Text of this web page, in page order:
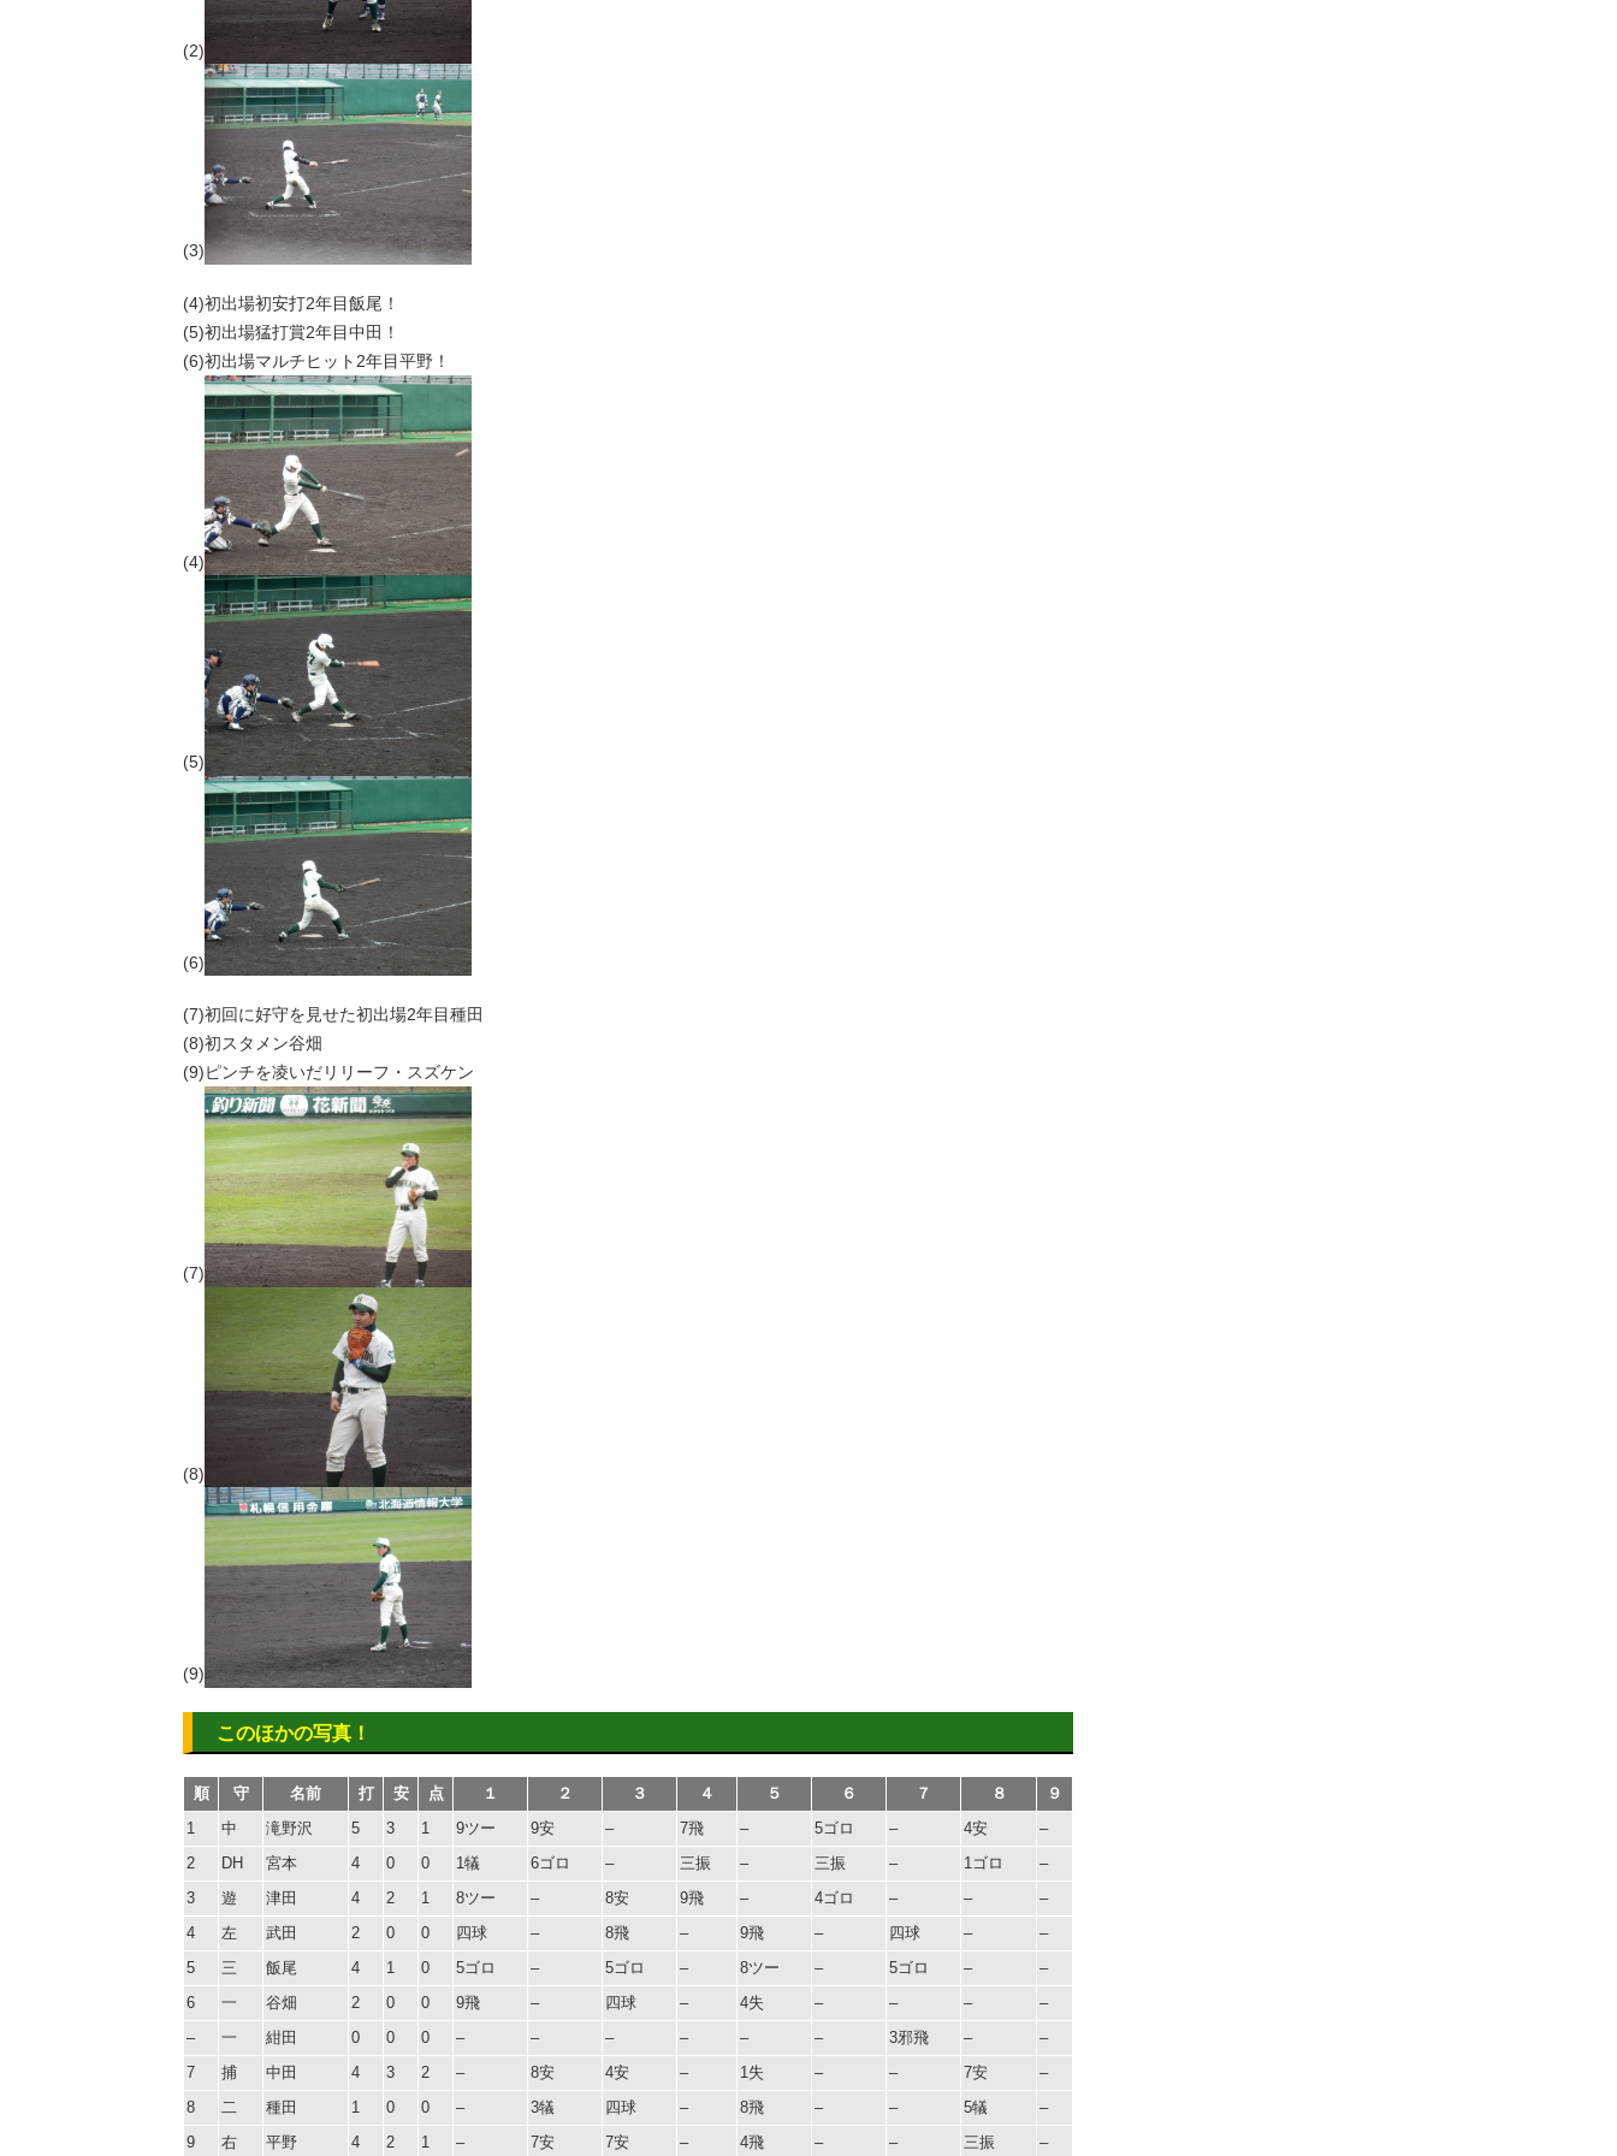
(2)
(3)
(4)初出場初安打2年目飯尾！
(5)初出場猛打賞2年目中田！
(6)初出場マルチヒット2年目平野！
(4)
(5)
(6)
(7)初回に好守を見せた初出場2年目種田
(8)初スタメン谷畑
(9)ピンチを凌いだリリーフ・スズケン
(7)
(8)
(9)
このほかの写真！
順 守 名前 打 安 点 １ ２ ３ ４ ５ ６ ７ ８
９
1
中 滝野沢 5 3 1 9ツー 9安 – 7飛 – 5ゴロ – 4安
–
2
DH 宮本 4 0 0 1犠 6ゴロ – 三振 – 三振 – 1ゴロ
–
3
遊 津田 4 2 1 8ツー – 8安 9飛 – 4ゴロ – –
–
4
左 武田 2 0 0 四球 – 8飛 – 9飛 – 四球 –
–
5
三 飯尾 4 1 0 5ゴロ – 5ゴロ – 8ツー – 5ゴロ –
–
6
一 谷畑 2 0 0 9飛 – 四球 – 4失 – – –
–
–
一 紺田 0 0 0 – – – – – – 3邪飛 –
–
7
捕 中田 4 3 2 – 8安 4安 – 1失 – – 7安
–
8
二 種田 1 0 0 – 3犠 四球 – 8飛 – – 5犠
–
9
右 平野 4 2 1 – 7安 7安 – 4飛 – – 三振 –